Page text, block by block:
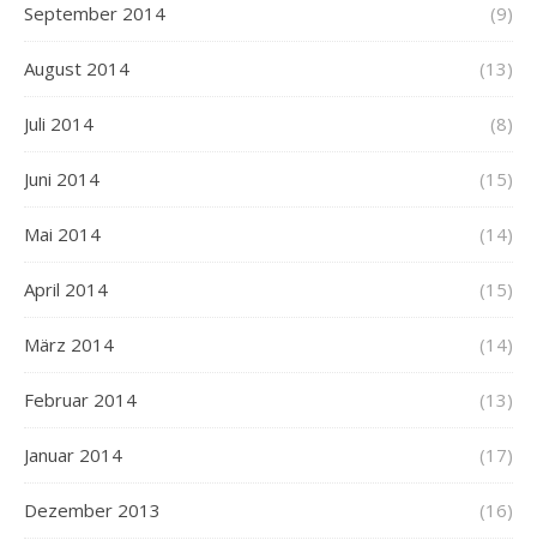
September 2014 (9)
August 2014 (13)
Juli 2014 (8)
Juni 2014 (15)
Mai 2014 (14)
April 2014 (15)
März 2014 (14)
Februar 2014 (13)
Januar 2014 (17)
Dezember 2013 (16)